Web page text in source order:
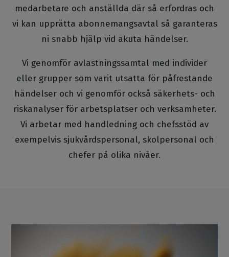
medarbetare och anställda där så erfordras och
vi kan upprätta abonnemangsavtal så garanteras
ni snabb hjälp vid akuta händelser.
Vi genomför avlastningssamtal med individer
eller grupper som varit utsatta för påfrestande
händelser och vi genomför också säkerhets- och
riskanalyser för arbetsplatser och verksamheter.
Vi arbetar med handledning och chefsstöd av
exempelvis sjukvårdspersonal, skolpersonal och
chefer på olika nivåer.